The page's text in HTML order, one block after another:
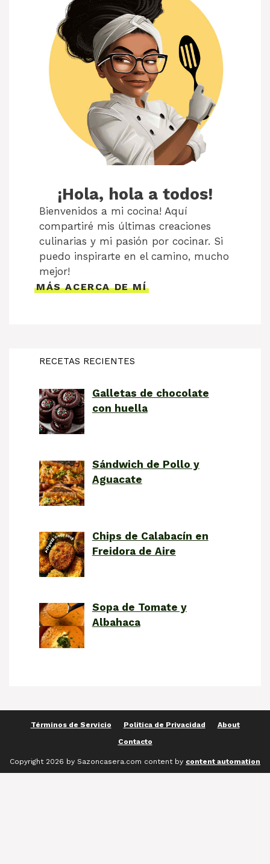
¡Hola, hola a todos!
Bienvenidos a mi cocina! Aquí
compartiré mis últimas creaciones
culinarias y mi pasión por cocinar. Si
puedo inspirarte en el camino, mucho
mejor!
MÁS ACERCA DE MÍ
RECETAS RECIENTES
Galletas de chocolate
con huella
Sándwich de Pollo y
Aguacate
Chips de Calabacín en
Freidora de Aire
Sopa de Tomate y
Albahaca
Términos de Servicio Política de Privacidad
About
Contacto
Copyright 2026 by Sazoncasera.com content by content automation